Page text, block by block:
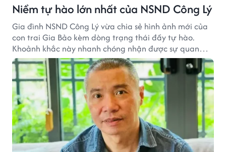
Niềm tự hào lớn nhất của NSND Công Lý
Gia đình NSND Công Lý vừa chia sẻ hình ảnh mới của
con trai Gia Bảo kèm dòng trạng thái đầy tự hào.
Khoảnh khắc này nhanh chóng nhận được sự quan
tâm từ đông đảo khán giả.